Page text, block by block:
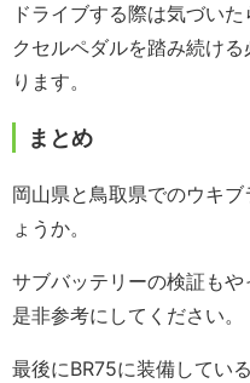
ドライブする際は気づい
クセルペダルを踏み続け
ります。
まとめ
岡山県と鳥取県でのウキ
ょうか。
サブバッテリーの検証も
是非参考にしてください。
最後にBR75に装備してい